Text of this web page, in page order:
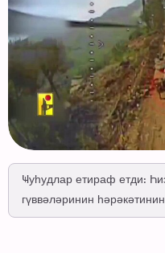
Ҹуһудлар етираф етди:
гүввәләринин